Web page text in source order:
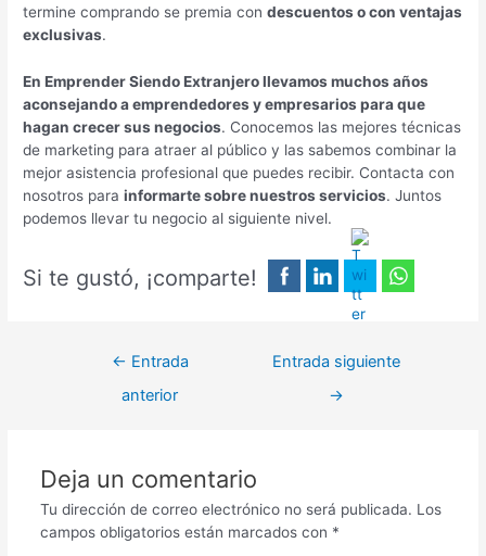
termine comprando se premia condescuentos o con ventajas
exclusivas.
En Emprender Siendo Extranjero llevamos muchos años
aconsejando a emprendedores y empresarios para que
hagan crecer sus negocios. Conocemos las mejores técnicas
de marketing para atraer al público y las sabemos combinar la
mejor asistencia profesional que puedes recibir. Contacta con
nosotros parainformarte sobre nuestros servicios. Juntos
podemos llevar tu negocio al siguiente nivel.
Si te gustó, ¡comparte!
← Entrada
anterior
Entrada siguiente
→
Deja un comentario
Tu dirección de correo electrónico no será publicada. Los
campos obligatorios están marcados con *